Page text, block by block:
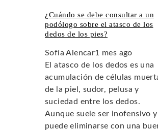
¿Cuándo se debe consultar a un
podólogo sobre el atasco de los
dedos de los pies?
Sofía Alencar1 mes ago
El atasco de los dedos es una
acumulación de células
de la piel, sudor, pelusa y
suciedad entre los dedos.
Aunque suele ser inofensivo y
puede eliminarse con una